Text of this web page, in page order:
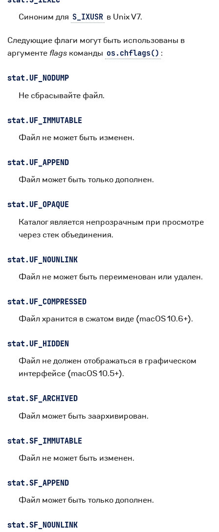
Синоним для S_IXUSR в Unix V7.
Следующие флаги могут быть использованы в
аргументе flags команды os.chflags() :
stat. UF_NODUMP
Не сбрасывайте файл.
stat. UF_IMMUTABLE
Файл не может быть изменен.
stat. UF_APPEND
Файл может быть только дополнен.
stat. UF_OPAQUE
Каталог является непрозрачным при просмотре
через стек объединения.
stat. UF_NOUNLINK
Файл не может быть переименован или удален.
stat. UF_COMPRESSED
Файл хранится в сжатом виде (macOS 10.6+).
stat. UF_HIDDEN
Файл не должен отображаться в графическом
интерфейсе (macOS 10.5+).
stat.SF_ARCHIVED
Файл может быть заархивирован.
stat.SF_IMMUTABLE
Файл не может быть изменен.
stat.SF_APPEND
Файл может быть только дополнен.
stat.SF_NOUNLINK